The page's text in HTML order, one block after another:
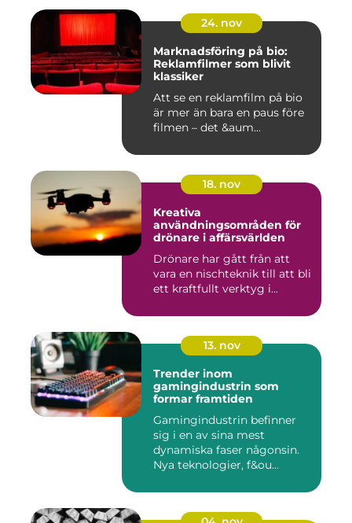
24. nov
Marknadsföring på bio:
Reklamfilmer som blivit
klassiker
Att se en reklamfilm på bio
är mer än bara en paus före
filmen – det &aum...
18. nov
Kreativa
användningsområden för
drönare i affärsvärlden
Drönare har gått från att
vara en nischteknik till att bli
ett kraftfullt verktyg i...
13. nov
Trender inom
gamingindustrin som
formar framtiden
Gamingindustrin befinner
sig i en av sina mest
dynamiska faser någonsin.
Nya teknologier, f&ou...